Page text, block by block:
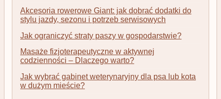
Akcesoria rowerowe Giant: jak dobrać dodatki do
stylu jazdy, sezonu i potrzeb serwisowych
Jak ograniczyć straty paszy w gospodarstwie?
Masaże fizjoterapeutyczne w aktywnej
codzienności – Dlaczego warto?
Jak wybrać gabinet weterynaryjny dla psa lub kota
w dużym mieście?